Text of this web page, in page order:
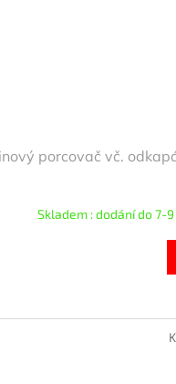
porcovač vč.
Skladem : dodání do 7-